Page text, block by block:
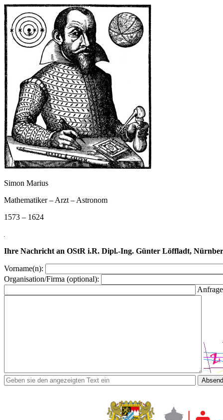
Simon Marius
Mathematiker – Arzt – Astronom
1573 – 1624
Ihre Nachricht an OStR i.R. Dipl.-Ing. Günter Löffladt,
Vorname(n):
Organisation/Firma (optional):